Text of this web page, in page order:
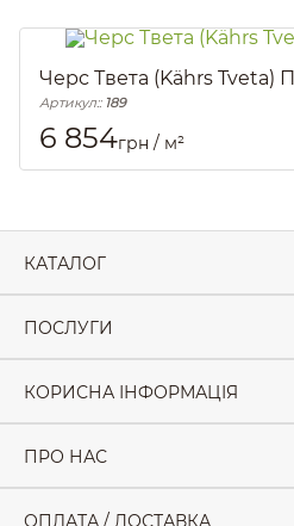
Черс Твета (Kährs Tveta)
Артикул:: 189
6 854грн / м²
КАТАЛОГ
ПОСЛУГИ
КОРИСНА ІНФОРМАЦІЯ
ПРО НАС
ОПЛАТА / ДОСТАВКА